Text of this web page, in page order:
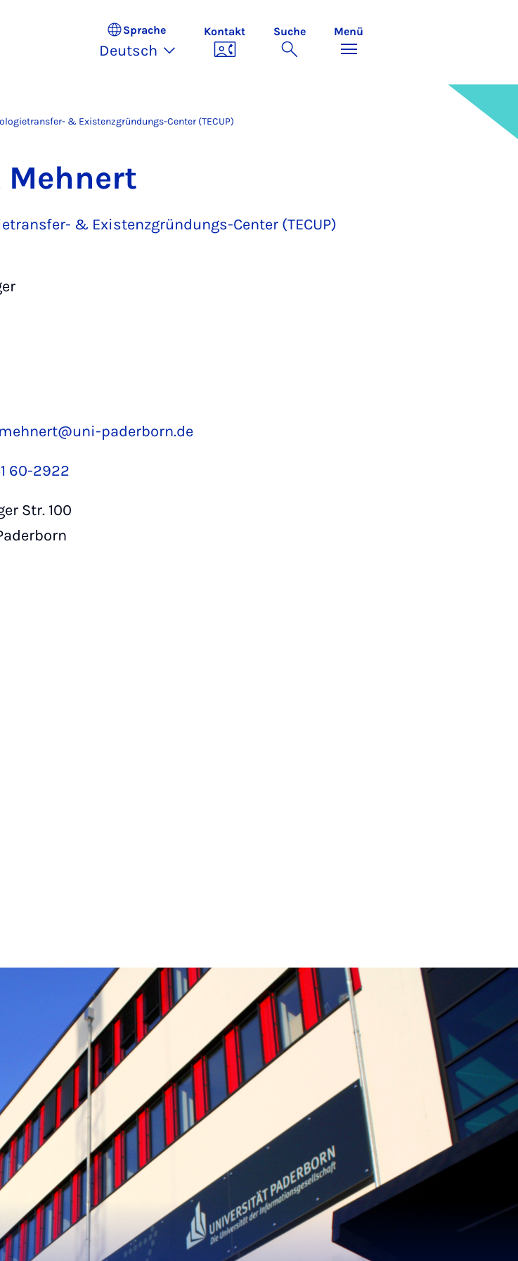
Sprache
Deutsch
Kontakt Suche Menü
& Existenzgründungs-Center (TECUP)
& Existenzgründungs-Center (TECUP)
paderborn.de
60-2922
Str. 100